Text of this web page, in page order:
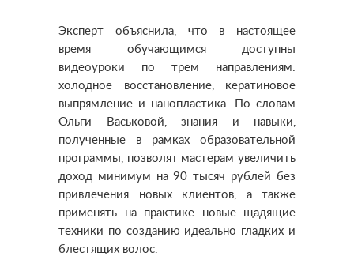
Эксперт объяснила, что в настоящее
время обучающимся доступны
видеоуроки по трем направлениям:
холодное восстановление, кератиновое
выпрямление и нанопластика. По словам
Ольги Васьковой, знания и навыки,
полученные в рамках образовательной
программы, позволят мастерам увеличить
доход минимум на 90 тысяч рублей без
привлечения новых клиентов, а также
применять на практике новые щадящие
техники по созданию идеально гладких и
блестящих волос.